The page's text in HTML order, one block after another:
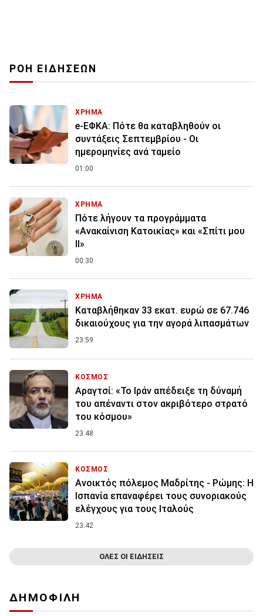
ΡΟΗ ΕΙΔΗΣΕΩΝ
ΧΡΗΜΑ
e-ΕΦΚΑ: Πότε θα καταβληθούν οι
συντάξεις Σεπτεμβρίου - Οι
ημερομηνίες ανά ταμείο
01:00
ΧΡΗΜΑ
Πότε λήγουν τα προγράμματα
«Ανακαίνιση Κατοικίας» και «Σπίτι μου
ΙΙ»
00:30
ΧΡΗΜΑ
Καταβλήθηκαν 33 εκατ. ευρώ σε 67.746
δικαιούχους για την αγορά λιπασμάτων
23:59
ΚΟΣΜΟΣ
Αραγτσί: «Το Ιράν απέδειξε τη δύναμή
του απέναντι στον ακριβότερο στρατό
του κόσμου»
23:48
ΚΟΣΜΟΣ
Ανοικτός πόλεμος Μαδρίτης - Ρώμης: Η
Ισπανία επαναφέρει τους συνοριακούς
ελέγχους για τους Ιταλούς
23:42
ΟΛΕΣ ΟΙ ΕΙΔΗΣΕΙΣ
ΔΗΜΟΦΙΛΗ